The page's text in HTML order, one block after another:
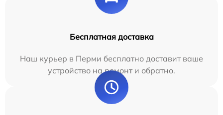
Бесплатная доставка
Наш курьер в Перми бесплатно доставит ваше
устройство на ремонт и обратно.